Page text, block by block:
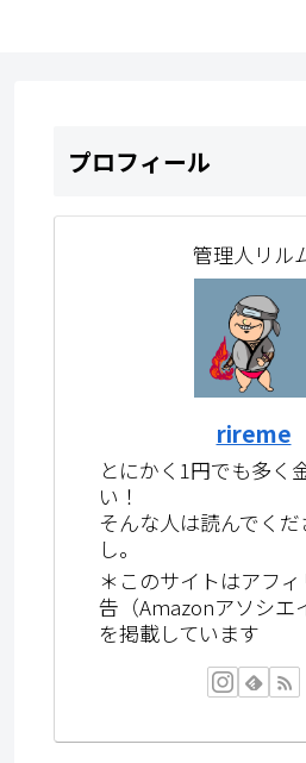
プロフィール
管理人リル
rireme
とにかく1円でも多く
い！
そんな人は読んでく
し。
＊このサイトはアフ
告（Amazonアソシエ
を掲載しています